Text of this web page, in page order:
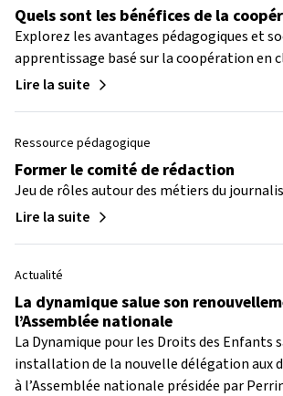
Quels sont les bénéfices de la
Explorez les avantages pédagogiques et
apprentissage basé sur la coopération en
Lire la suite
Ressource pédagogique
Former le comité de rédaction
Jeu de rôles autour des métiers du
Lire la suite
Actualité
La dynamique salue son
l’Assemblée nationale
La Dynamique pour les Droits des Enfants
installation de la nouvelle délégation aux
à l’Assemblée nationale présidée par